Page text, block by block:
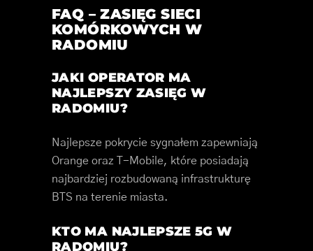
FAQ – ZASIĘG SIECI
KOMÓRKOWYCH W
RADOMIU
JAKI OPERATOR MA
NAJLEPSZY ZASIĘG W
RADOMIU?
Najlepsze pokrycie sygnałem zapewniają
Orange oraz T-Mobile, które posiadają
najbardziej rozbudowaną infrastrukturę
BTS na terenie miasta.
KTO MA NAJLEPSZE 5G W
RADOMIU?